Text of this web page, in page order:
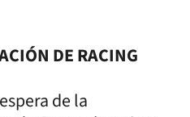
DE RACING
de la